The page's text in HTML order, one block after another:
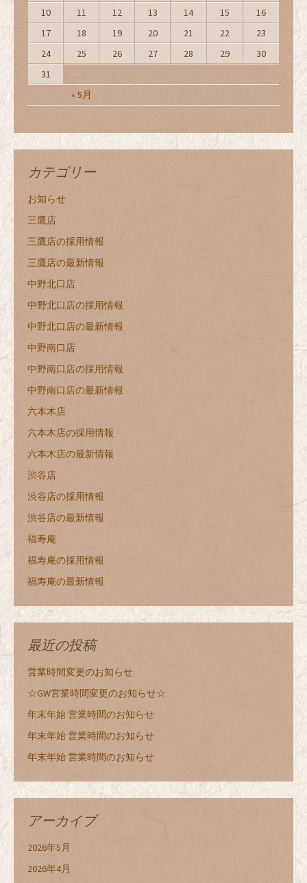
« 5月
10 11 12 13 14 15
16
17
18 19 20 21 22
23
24
25 26 27 28 29
30
31
カテゴリー
お知らせ
三鷹店
三鷹店の採用情報
三鷹店の最新情報
中野北口店
中野北口店の採用情報
中野北口店の最新情報
中野南口店
中野南口店の採用情報
中野南口店の最新情報
六本木店
六本木店の採用情報
六本木店の最新情報
渋谷店
渋谷店の採用情報
渋谷店の最新情報
福寿庵
福寿庵の採用情報
福寿庵の最新情報
最近の投稿
営業時間変更のお知らせ
☆GW営業時間変更のお知らせ☆
年末年始 営業時間のお知らせ
年末年始 営業時間のお知らせ
年末年始 営業時間のお知らせ
アーカイブ
2026年5月
2026年4月